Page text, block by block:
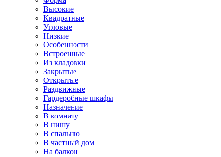
Высокие
Квадратные
Угловые
Низкие
Особенности
Встроенные
Из кладовки
Закрытые
Открытые
Раздвижные
Гардеробные шкафы
Назначение
В комнату
В нишу
В спальню
В частный дом
На балкон